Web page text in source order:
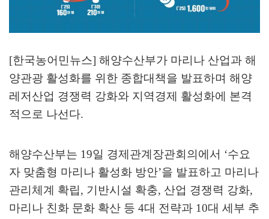
[한국농어민뉴스] 해양수산부가 마리나 산업과 해
양관광 활성화를 위한 종합대책을 발표하며 해양
레저산업 경쟁력 강화와 지역경제 활성화에 본격
적으로 나선다.
해양수산부는 19일 경제관계장관회의에서 ‘수요
자 맞춤형 마리나 활성화 방안’을 발표하고 마리나
관리체계 확립, 기반시설 확충, 산업 경쟁력 강화,
마리나 친화 문화 확산 등 4대 전략과 10대 세부 추